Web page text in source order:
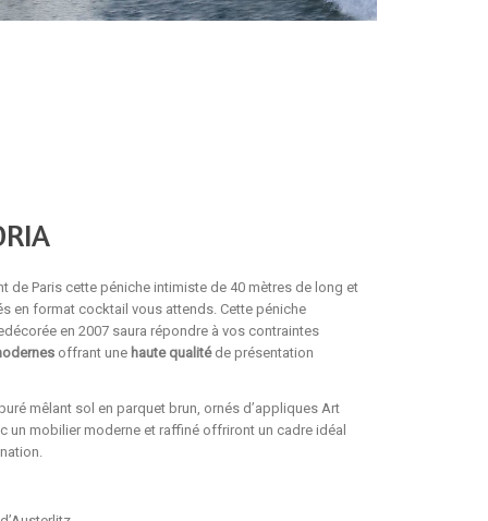
de Paris cette péniche intimiste de 40 mètres de long et
en format cocktail vous attends. Cette péniche
en 2007 saura répondre à vos contraintes
offrant une haute qualitéde présentation
mêlant sol en parquet brun, ornés d’appliques Art
un mobilier moderne et raffiné offriront un cadre idéal